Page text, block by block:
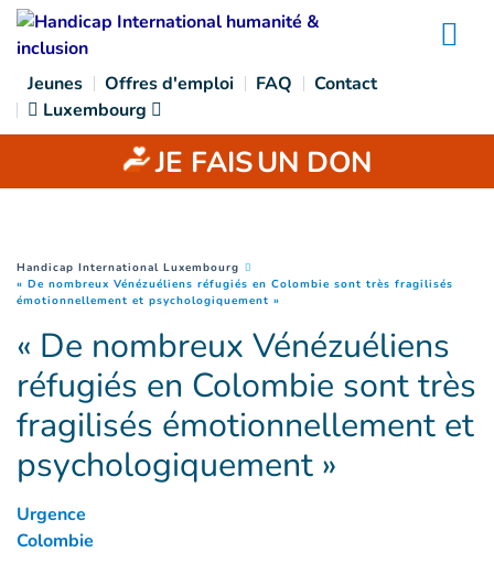
Goto main content
Jeunes Offres d'emploi FAQ
Contact
Luxembourg
JE FAISUN DON
You are here :
Handicap International Luxembourg
« De nombreux Vénézuéliens réfugiés en Colombie sont très fragilisés
émotionnellement et psychologiquement »
« De nombreux Vénézuéliens
réfugiés en Colombie sont très
fragilisés émotionnellement et
psychologiquement »
Urgence
Colombie